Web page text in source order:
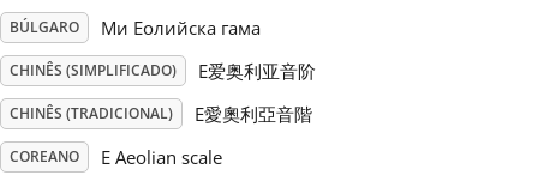
Svenska
Tiếng Việt
Türkçe
BÚLGARO Ми Еолийска гама
CHINÊS (SIMPLIFICADO) E爱奥利亚音阶
CHINÊS (TRADICIONAL) E愛奧利亞音階
COREANO E Aeolian scale